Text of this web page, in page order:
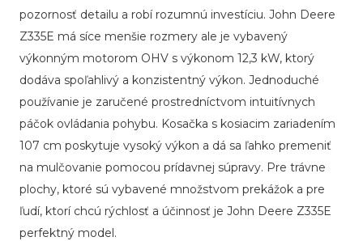
pozornosť detailu a robí rozumnú investíciu. John Deere
Z335E má síce menšie rozmery ale je vybavený
výkonným motorom OHV s výkonom 12,3 kW, ktorý
dodáva spoľahlivý a konzistentný výkon. Jednoduché
používanie je zaručené prostredníctvom intuitívnych
páčok ovládania pohybu. Kosačka s kosiacim zariadením
107 cm poskytuje vysoký výkon a dá sa ľahko premeniť
na mulčovanie pomocou prídavnej súpravy. Pre trávne
plochy, ktoré sú vybavené množstvom prekážok a pre
ľudí, ktorí chcú rýchlosť a účinnosť je John Deere Z335E
perfektný model.